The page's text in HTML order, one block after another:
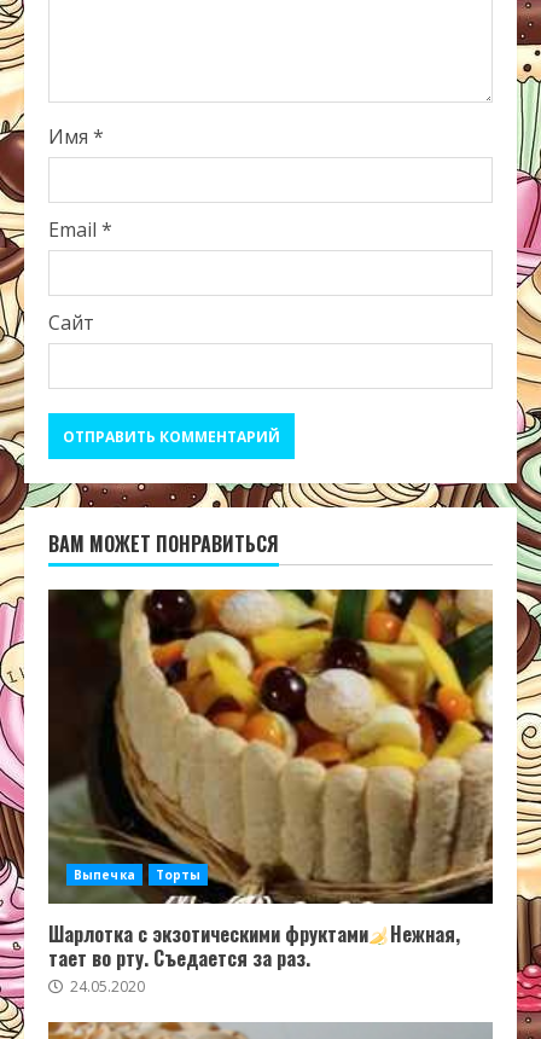
Имя *
Email *
Сайт
ВАМ МОЖЕТ ПОНРАВИТЬСЯ
Выпечка Торты
Шарлотка с экзотическими фруктами
Нежная,
тает во рту. Съедается за раз.
24.05.2020